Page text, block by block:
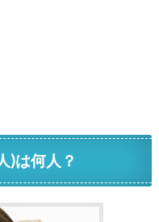
)は何人？